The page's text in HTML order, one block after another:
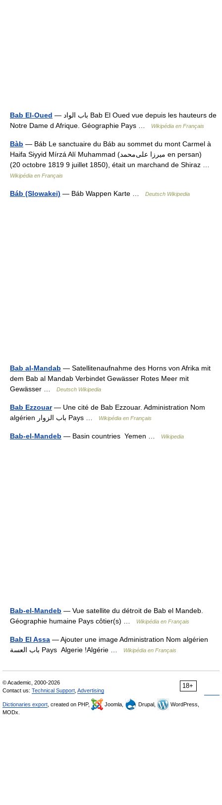
Bab El-Oued — باب الواد Bab El Oued vue depuis les hauteurs de
Notre Dame d Afrique. Géographie Pays …
Wikipédia en Français
Bàb — Báb Le sanctuaire du Báb au sommet du mont Carmel à
Haifa Siyyid Mírzá Alí Muhammad (میرزا علی‌محمد en persan)
(20 octobre 1819 9 juillet 1850), était un marchand de Shiraz …
Wikipédia en Français
Báb (Slowakei) — Báb Wappen Karte … Deutsch Wikipedia
Bab al-Mandab — Satellitenaufnahme des Horns von Afrika mit
dem Bab al Mandab Verbindet Gewässer Rotes Meer mit
Gewässer …
Deutsch Wikipedia
Bab Ezzouar— Une cité de Bab Ezzouar. Administration Nom
algérien باب الزوار Pays …
Wikipédia en Français
Bab-el-Mandeb — Basin countries Yemen … Wikipedia
Bab-el-Mandeb — Vue satellite du détroit de Bab el Mandeb.
Géographie humaine Pays côtier(s) …
Wikipédia en Français
Bab El Assa — Ajouter une image Administration Nom algérien
باب العسة Pays Algerie !Algérie …
Wikipédia en Français
18+
© Academic, 2000-2026
Contact us: Technical Support Advertising
Dictionaries export , created on PHP, Joomla, Drupal,
WordPress,
MODx.